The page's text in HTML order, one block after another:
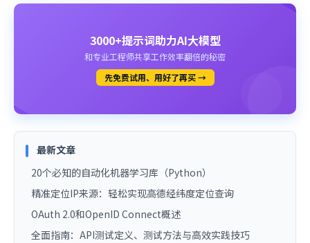
3000+提示词助力AI大模型
和专业工程师共享工作效率翻倍的秘密
先免费试用、用好了再买 →
最新文章
20个必知的自动化机器学习库（Python）
精准定位IP来源：轻松实现高德经纬度定位查询
OAuth 2.0和OpenID Connect概述
全面指南：API测试定义、测试方法与高效实践技巧